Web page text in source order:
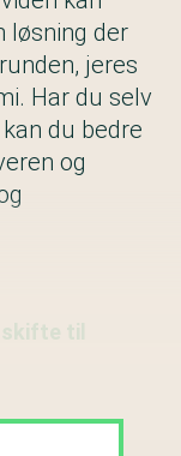
løsning der
jeres
Har du selv
du bedre
og